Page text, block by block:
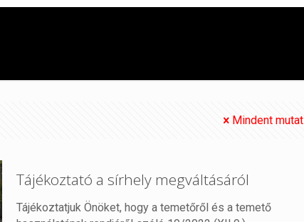
Mindent mutat
Tájékoztató a sírhely megváltásáról
Tájékoztatjuk Önöket, hogy a temetőről és a temető